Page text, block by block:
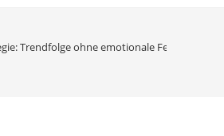
Trendfolge ohne emotionale Fehler –